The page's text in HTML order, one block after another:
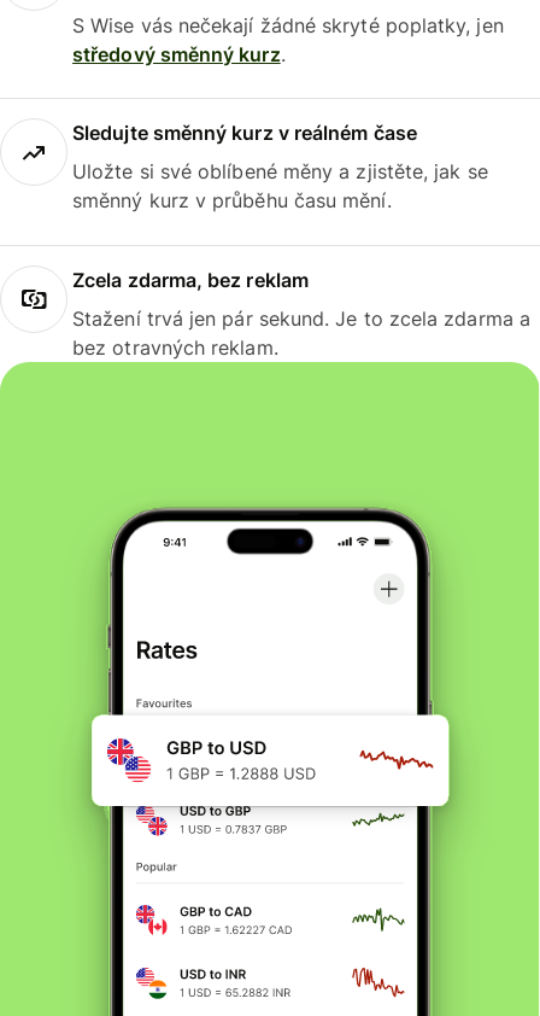
S Wise vás nečekají žádné skryté poplatky, jen
středový směnný kurz.
Sledujte směnný kurz v reálném čase
Uložte si své oblíbené měny a zjistěte, jak se
směnný kurz v průběhu času mění.
Zcela zdarma, bez reklam
Stažení trvá jen pár sekund. Je to zcela zdarma a
bez otravných reklam.